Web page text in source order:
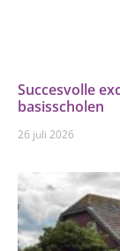
Succesvolle
basisscholen
26 juli 2026